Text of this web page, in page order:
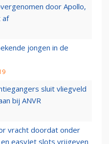
door Apollo,
af
jongen in de
sluit vliegveld
bij ANVR
vracht doordat onder
easyJet slots vrijgeven